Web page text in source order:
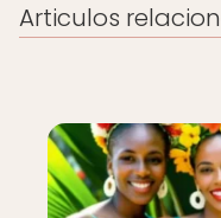
Articulos